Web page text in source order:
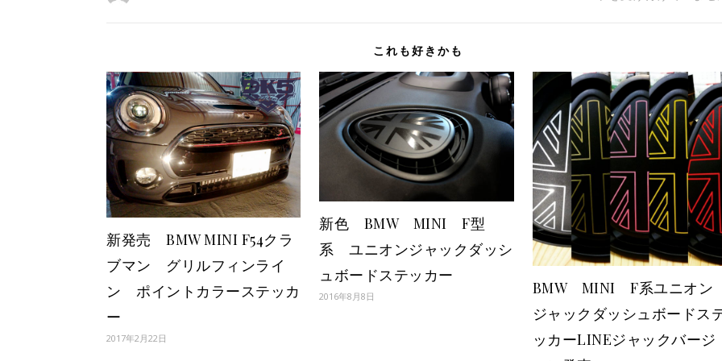
これも好きかも
新発売 BMW MINI F54クラ
ブマン グリルフィンライ
ン ポイントカラーステッカ
ー
2017年2月22日
新色 BMW MINI F型
系 ユニオンジャックダッシ
ュボードステッカー
2016年8月8日
BMW MINI F系ユニオン
ジャックダッシュボードス
ッカーLINEジャックバージ